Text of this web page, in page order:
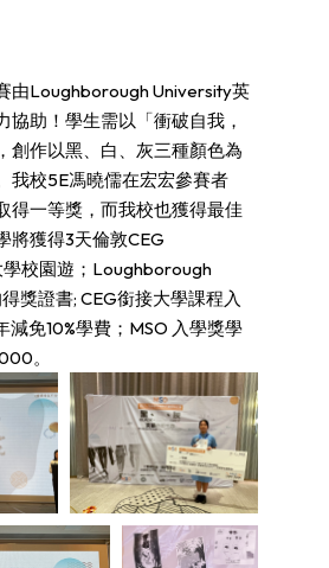
由Loughborough University英
協助！學生需以「衝破自我，
創作以黑、白、灰三種顏色為
我校5E馮曉儒在宏宏參賽者
得一等獎，而我校也獲得最佳
將獲得3天倫敦CEG
學校園遊；Loughborough
獎證書; CEG銜接大學課程入
減免10%學費；MSO 入學獎學
。